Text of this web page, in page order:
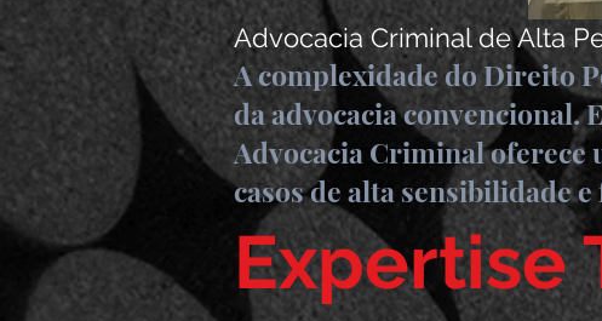
Advocacia Criminal de Alta
A complexidade do Direito
da advocacia convencional.
Advocacia Criminal
casos de alta sensibilidade
Expertise